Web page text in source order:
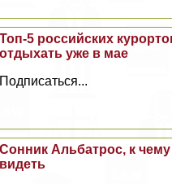
Топ-5 российских
отдыхать уже в мае
Подписаться...
Сонник Альбатрос, к
видеть